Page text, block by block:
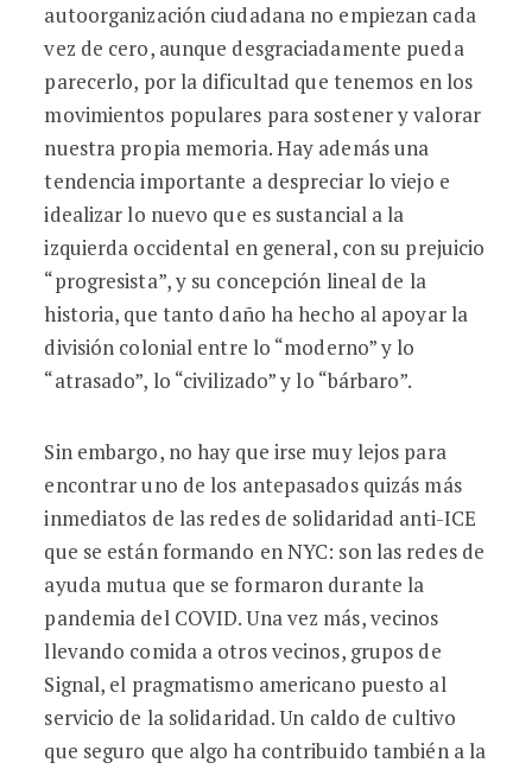
autoorganización ciudadana no empiezan cada
vez de cero, aunque desgraciadamente pueda
parecerlo, por la dificultad que tenemos en los
movimientos populares para sostener y valorar
nuestra propia memoria. Hay además una
tendencia importante a despreciar lo viejo e
idealizar lo nuevo que es sustancial a la
izquierda occidental en general, con su prejuicio
“progresista”, y su concepción lineal de la
historia, que tanto daño ha hecho al apoyar la
división colonial entre lo “moderno” y lo
“atrasado”, lo “civilizado” y lo “bárbaro”.
Sin embargo, no hay que irse muy lejos para
encontrar uno de los antepasados quizás más
inmediatos de las redes de solidaridad anti-ICE
que se están formando en NYC: son las redes de
ayuda mutua que se formaron durante la
pandemia del COVID. Una vez más, vecinos
llevando comida a otros vecinos, grupos de
Signal, el pragmatismo americano puesto al
servicio de la solidaridad. Un caldo de cultivo
que seguro que algo ha contribuido también a la